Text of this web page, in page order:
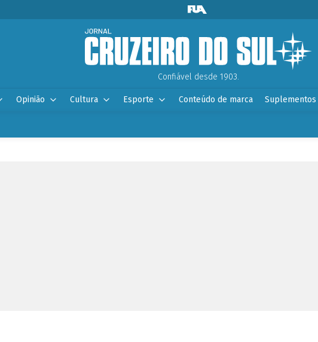
Confiável desde 1903.
Opinião Cultura Esporte Conteúdo de marca Suplementos